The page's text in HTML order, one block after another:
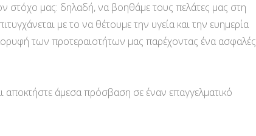
στόχο μας: δηλαδή, να βοηθάμε τους πελάτες μας στη
με το να θέτουμε την υγεία και την ευημερία
των προτεραιοτήτων μας παρέχοντας ένα ασφαλές
αποκτήστε άμεσα πρόσβαση σε έναν επαγγελματικό